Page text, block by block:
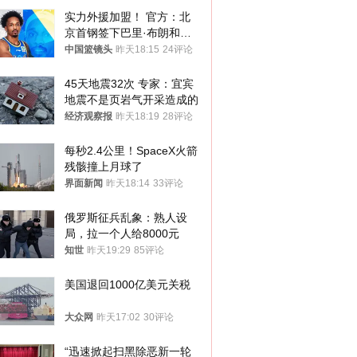
实力外援加盟！ 官方：北
京首钢签下巴里·布朗和桑
普森
中国篮镜头 昨天18:15 24评论
45天地震32次 专家：宜宾
地震不是页岩气开采造成的
经济观察报 昨天18:19 28评论
每秒2.4公里！SpaceX火箭
残骸撞上月球了
界面新闻 昨天18:14 33评论
俄罗斯征兵乱象：熟人设
局，拉一个人给8000元
知世 昨天19:29 85评论
美国退回1000亿美元关税
大众网 昨天17:02 30评论
“迅速掀起扫黑除恶新一轮